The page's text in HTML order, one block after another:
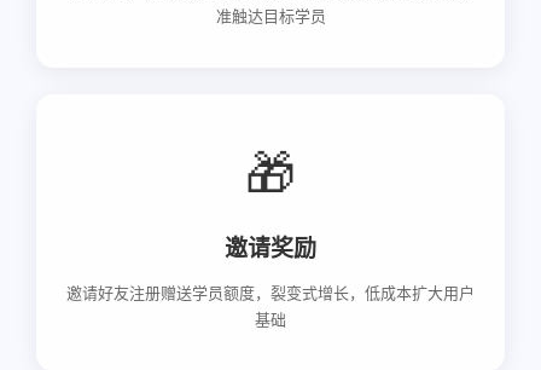
准触达目标学员
🎁
邀请奖励
邀请好友注册赠送学员额度，裂变式增长，低成本扩大用户
基础